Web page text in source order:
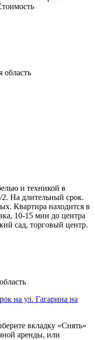
область
и техникой в
На длительный срок.
Квартира находится в
10-15 мин до центра
сад, торговый центр.
на ул. Гагарина на
вкладку «Снять»
аренды, или